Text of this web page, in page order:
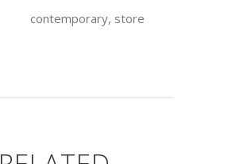
contemporary, store